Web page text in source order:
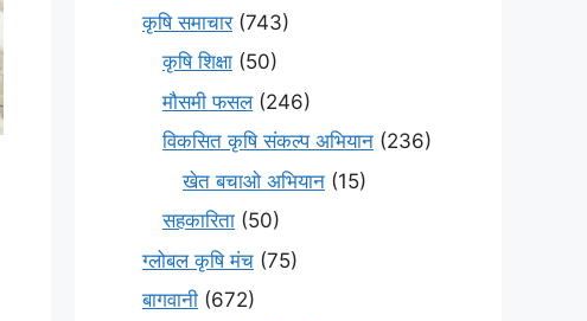
कृषि समाचार(743)
कृषि शिक्षा (50)
मौसमी फसल(246)
विकसित कृषि संकल्प अभियान (236)
खेत बचाओ अभियान (15)
सहकारिता (50)
ग्लोबल कृषि मंच (75)
बागवानी (672)